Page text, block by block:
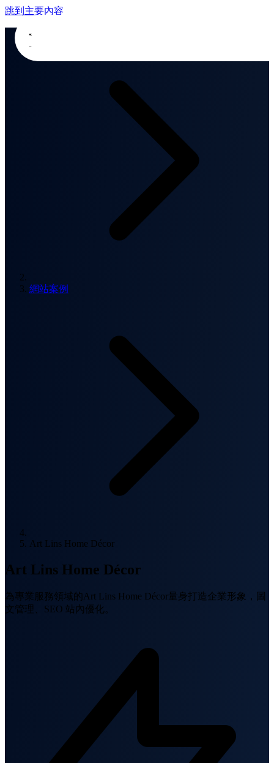
跳到主要內容
首頁
網站案例
Art Lins Home Décor
Art Lins Home Décor
為專業服務領域的Art Lins Home Décor量身打造企業形象，圖
文管理、SEO 站內優化。